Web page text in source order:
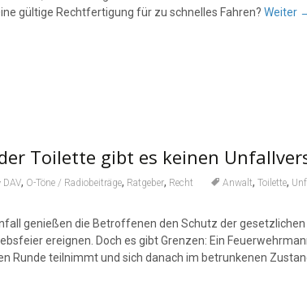
gültige Rechtfertigung für zu schnelles Fahren? Weiter
Toilette gibt es keinen
DAV, O-Töne / Radiobeiträge, Ratgeber, Recht Anwalt, Toilette,
genießen die Betroffenen den Schutz der
ereignen. Doch es gibt Grenzen: Ein
Runde teilnimmt und sich danach im betrunkenen